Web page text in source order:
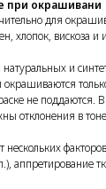
при окрашивани
для
хлопок, вискоза и
и
не поддаются.
отклонения в
аппретирование